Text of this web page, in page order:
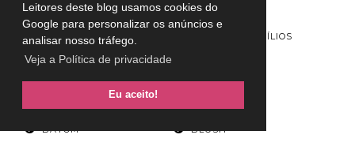
Leitores deste blog usamos cookies do
Google para personalizar os anúncios e
analisar nosso tráfego.
Veja a Política de privacidade
Eu aceito!
GLOBOPLAY
SOBRANCELHAS
MADONNA MÁSCARA DE CÍLIOS
BATOM BLUSH